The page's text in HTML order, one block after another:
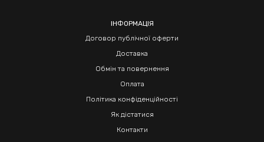
ІНФОРМАЦІЯ
Договор публічної оферти
Доставка
Обмін та повернення
Оплата
Політика конфіденційності
Як дістатися
Контакти